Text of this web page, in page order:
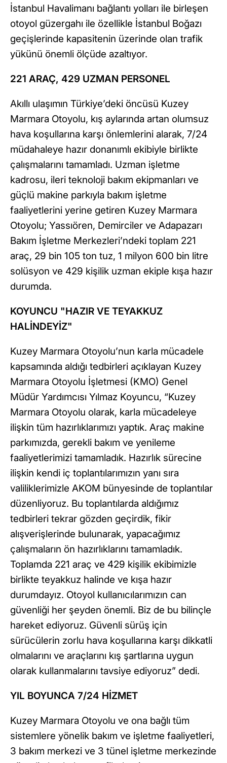
İstanbul Havalimanı bağlantı yolları ile birleşen
otoyol güzergahı ile özellikle İstanbul Boğazı
geçişlerinde kapasitenin üzerinde olan trafik
yükünü önemli ölçüde azaltıyor.
221 ARAÇ, 429 UZMAN PERSONEL
Akıllı ulaşımın Türkiye’deki öncüsü Kuzey
Marmara Otoyolu, kış aylarında artan olumsuz
hava koşullarına karşı önlemlerini alarak, 7/24
müdahaleye hazır donanımlı ekibiyle birlikte
çalışmalarını tamamladı. Uzman işletme
kadrosu, ileri teknoloji bakım ekipmanları ve
güçlü makine parkıyla bakım işletme
faaliyetlerini yerine getiren Kuzey Marmara
Otoyolu; Yassıören, Demirciler ve Adapazarı
Bakım İşletme Merkezleri’ndeki toplam 221
araç, 29 bin 105 ton tuz, 1 milyon 600 bin litre
solüsyon ve 429 kişilik uzman ekiple kışa hazır
durumda.
KOYUNCU "HAZIR VE TEYAKKUZ
HALİNDEYİZ"
Kuzey Marmara Otoyolu’nun karla mücadele
kapsamında aldığı tedbirleri açıklayan Kuzey
Marmara Otoyolu İşletmesi (KMO) Genel
Müdür Yardımcısı Yılmaz Koyuncu, “Kuzey
Marmara Otoyolu olarak, karla mücadeleye
ilişkin tüm hazırlıklarımızı yaptık. Araç makine
parkımızda, gerekli bakım ve yenileme
faaliyetlerimizi tamamladık. Hazırlık sürecine
ilişkin kendi iç toplantılarımızın yanı sıra
valiliklerimizle AKOM bünyesinde de toplantılar
düzenliyoruz. Bu toplantılarda aldığımız
tedbirleri tekrar gözden geçirdik, fikir
alışverişlerinde bulunarak, yapacağımız
çalışmaların ön hazırlıklarını tamamladık.
Toplamda 221 araç ve 429 kişilik ekibimizle
birlikte teyakkuz halinde ve kışa hazır
durumdayız. Otoyol kullanıcılarımızın can
güvenliği her şeyden önemli. Biz de bu bilinçle
hareket ediyoruz. Güvenli sürüş için
sürücülerin zorlu hava koşullarına karşı dikkatli
olmalarını ve araçlarını kış şartlarına uygun
olarak kullanmalarını tavsiye ediyoruz” dedi.
YIL BOYUNCA 7/24 HİZMET
Kuzey Marmara Otoyolu ve ona bağlı tüm
sistemlere yönelik bakım ve işletme faaliyetleri,
3 bakım merkezi ve 3 tünel işletme merkezinde